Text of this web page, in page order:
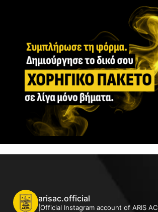
arisac.official
|Official Instagram account of ARIS AC|